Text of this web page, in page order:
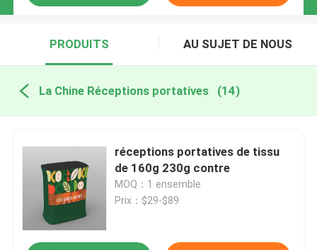
PRODUITS AU SUJET DE NOUS
La Chine Réceptions portatives (14)
réceptions portatives de tissu
de 160g 230g contre
MOQ：1 ensemble
Prix：$29-$89